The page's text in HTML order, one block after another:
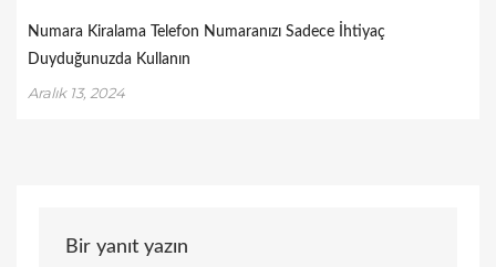
Numara Kiralama Telefon Numaranızı Sadece İhtiyaç
Duyduğunuzda Kullanın
Aralık 13, 2024
Bir yanıt yazın